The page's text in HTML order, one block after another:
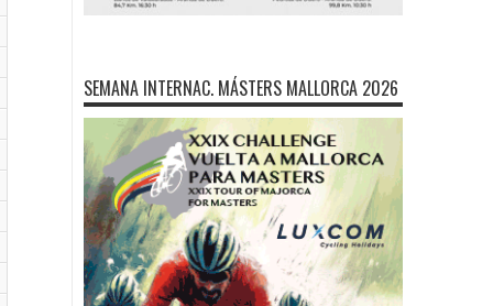
SEMANA INTERNAC. MÁSTERS MALLORCA 2026